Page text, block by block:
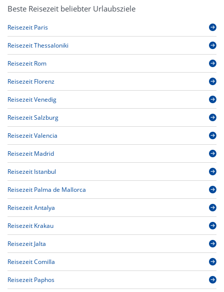
Beste Reisezeit beliebter Urlaubsziele
Reisezeit Paris
Reisezeit Thessaloniki
Reisezeit Rom
Reisezeit Florenz
Reisezeit Venedig
Reisezeit Salzburg
Reisezeit Valencia
Reisezeit Madrid
Reisezeit Istanbul
Reisezeit Palma de Mallorca
Reisezeit Antalya
Reisezeit Krakau
Reisezeit Jalta
Reisezeit Comilla
Reisezeit Paphos